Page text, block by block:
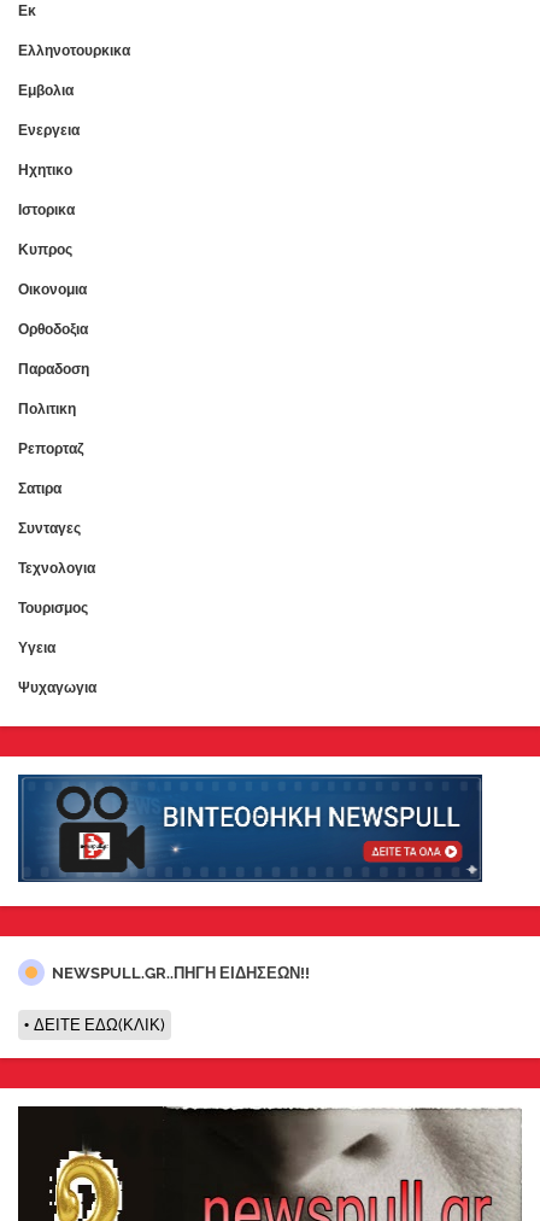
Εκ
Ελληνοτουρκικα
Εμβολια
Ενεργεια
Ηχητικο
Ιστορικα
Κυπρος
Οικονομια
Ορθοδοξια
Παραδοση
Πολιτικη
Ρεπορταζ
Σατιρα
Συνταγες
Τεχνολογια
Τουρισμος
Υγεια
Ψυχαγωγια
NEWSPULL.GR..ΠΗΓΗ ΕΙΔΗΣΕΩΝ!!
ΔΕΙΤΕ ΕΔΩ(ΚΛΙΚ)